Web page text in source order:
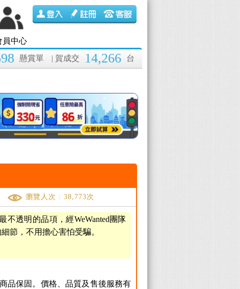
員中心
| 賀成交 14,266 台
懸賞單
瀏覽人次 : 38,773次
透明的品項，經WeWanted團隊
節，不用擔心害怕受騙。
品保固。價格、品質及售後服務有